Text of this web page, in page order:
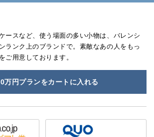
ースなど、使う場面の多い小物は、バレンシ
ランク上のブランドで。素敵なあの人をもっ
ご用意しております。
万円プランをカートに入れる